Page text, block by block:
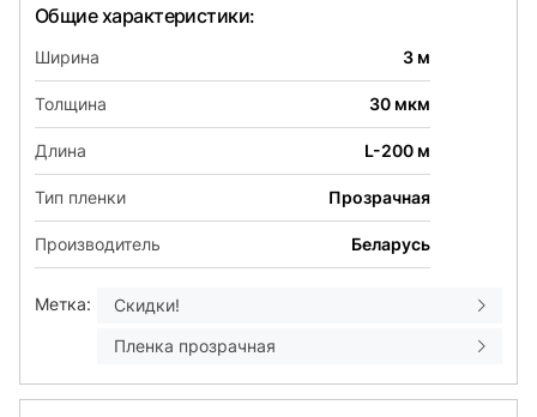
Общие характеристики:
Ширина 3 м
Толщина 30 мкм
Длина L-200 м
Тип пленки Прозрачная
Производитель Беларусь
Метка:
Скидки!
Пленка прозрачная